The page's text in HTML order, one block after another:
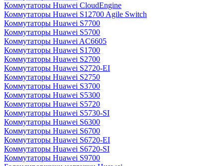
Коммутаторы Huawei CloudEngine
Коммутаторы Huawei S12700 Agile Switch
Коммутаторы Huawei S7700
Коммутаторы Huawei S5700
Коммутаторы Huawei AC6605
Коммутаторы Huawei S1700
Коммутаторы Huawei S2700
Коммутаторы Huawei S2720-EI
Коммутаторы Huawei S2750
Коммутаторы Huawei S3700
Коммутаторы Huawei S5300
Коммутаторы Huawei S5720
Коммутаторы Huawei S5730-SI
Коммутаторы Huawei S6300
Коммутаторы Huawei S6700
Коммутаторы Huawei S6720-EI
Коммутаторы Huawei S6720-SI
Коммутаторы Huawei S9700